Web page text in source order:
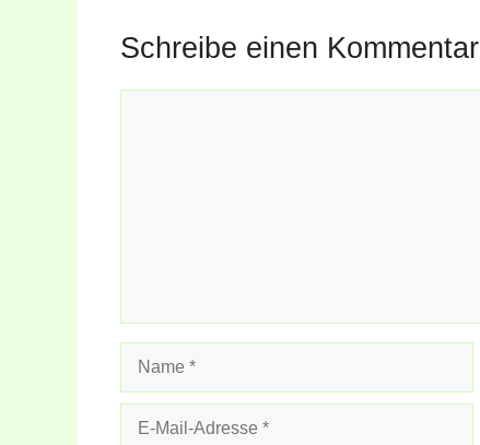
Schreibe einen Kommentar